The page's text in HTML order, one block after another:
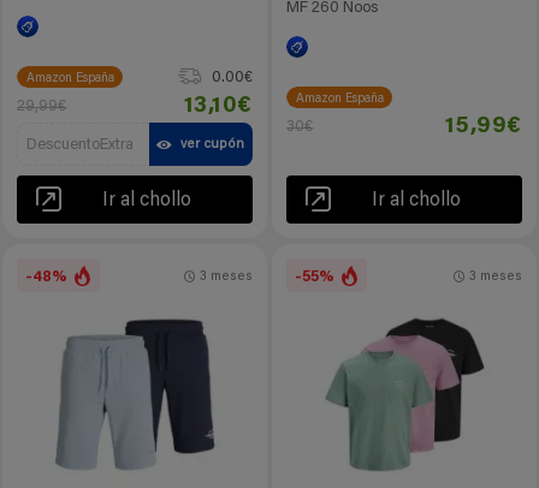
Amazon España
0.00€
29,99€
13,10€
DescuentoExtra ver cupón
Ir al chollo
MF 260 Noos
Amazon España
30€ 15,99€
Ir al chollo
-48% 3 meses -55% 3 meses